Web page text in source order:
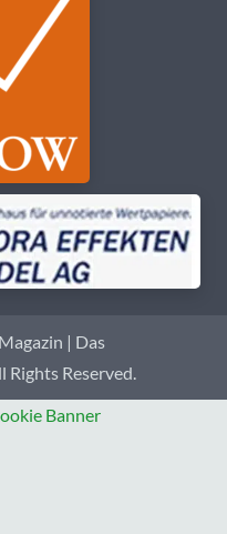
| Das
Reserved.
Banner